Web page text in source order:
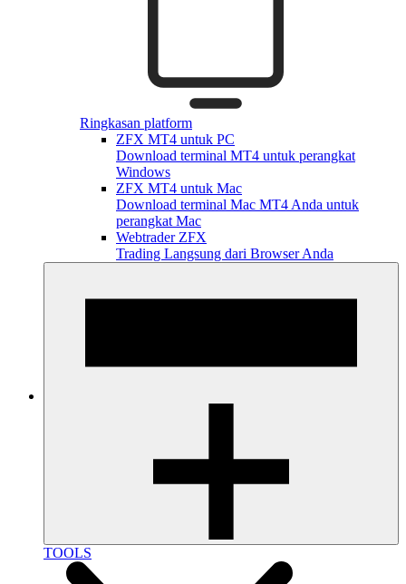
Ringkasan platform
ZFX MT4 untuk PC
Download terminal MT4 untuk perangkat
Windows
ZFX MT4 untuk Mac
Download terminal Mac MT4 Anda untuk
perangkat Mac
Webtrader ZFX
Trading Langsung dari Browser Anda
TOOLS